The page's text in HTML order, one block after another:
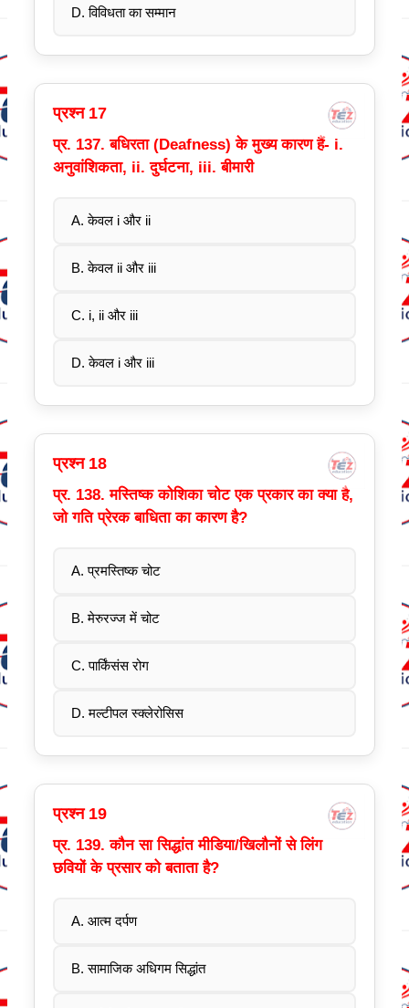
D. विविधता का सम्मान
प्रश्न 17
प्र. 137. बधिरता (Deafness) के मुख्य कारण हैं- i.
अनुवांशिकता, ii. दुर्घटना, iii. बीमारी
A. केवल i और ii
B. केवल ii और iii
C. i, ii और iii
D. केवल i और iii
प्रश्न 18
प्र. 138. मस्तिष्क कोशिका चोट एक प्रकार का क्या है,
जो गति प्रेरक बाधिता का कारण है?
A. प्रमस्तिष्क चोट
B. मेरुरज्ज में चोट
C. पार्किंसंस रोग
D. मल्टीपल स्क्लेरोसिस
प्रश्न 19
प्र. 139. कौन सा सिद्धांत मीडिया/खिलौनों से लिंग
छवियों के प्रसार को बताता है?
A. आत्म दर्पण
B. सामाजिक अधिगम सिद्धांत